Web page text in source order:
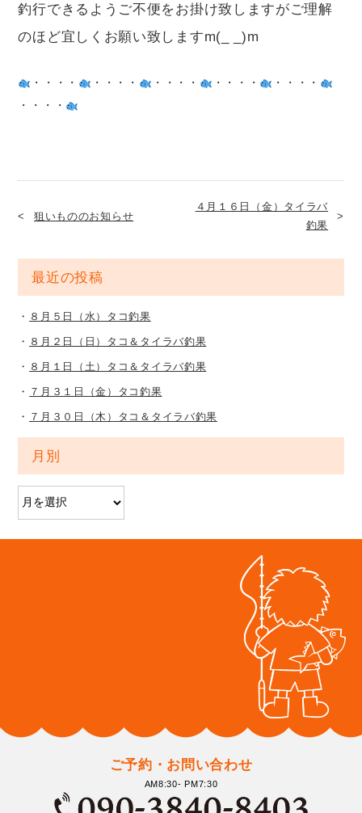
釣行できるようご不便をお掛け致しますがご理解
のほど宜しくお願い致しますm(_ _)m
・・・・ ・・・・ ・・・・ ・・・・
・・・・
・・・・
狙いもののお知らせ
４月１６日（金）タイラバ
釣果
最近の投稿
８月５日（水）タコ釣果
８月２日（日）タコ＆タイラバ釣果
８月１日（土）タコ＆タイラバ釣果
７月３１日（金）タコ釣果
７月３０日（木）タコ＆タイラバ釣果
月別
ご予約・お問い合わせ
AM8:30- PM7:30